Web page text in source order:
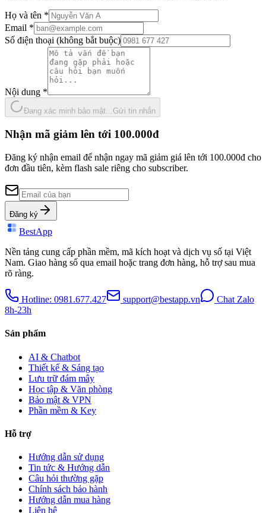
Họ và tên *
Email *
Số điện thoại (không bắt buộc)
Nội dung *
Đang xác minh bảo mật... Gửi tin nhắn
Nhận mã giảm lên tới 100.000đ
Đăng ký nhận email để nhận ngay mã giảm giá lên tới 100.000đ cho
đơn đầu tiên, kèm flash sale riêng cho subscriber.
Đăng ký
BestApp
Nền tảng cung cấp phần mềm, mã kích hoạt và dịch vụ số tại Việt
Nam. Giao hàng số qua email hoặc trang đơn hàng, hỗ trợ sau mua
rõ ràng.
Hotline: 0981.677.427 support@bestapp.vn
Chat Zalo
8h-23h
Sản phẩm
AI & Chatbot
Thiết kế & Sáng tạo
Lưu trữ đám mây
Học tập & Văn phòng
Bảo mật & VPN
Phần mềm & Key
Hỗ trợ
Hướng dẫn sử dụng
Tin tức & Hướng dẫn
Câu hỏi thường gặp
Chính sách bảo hành
Hướng dẫn mua hàng
Liên hệ